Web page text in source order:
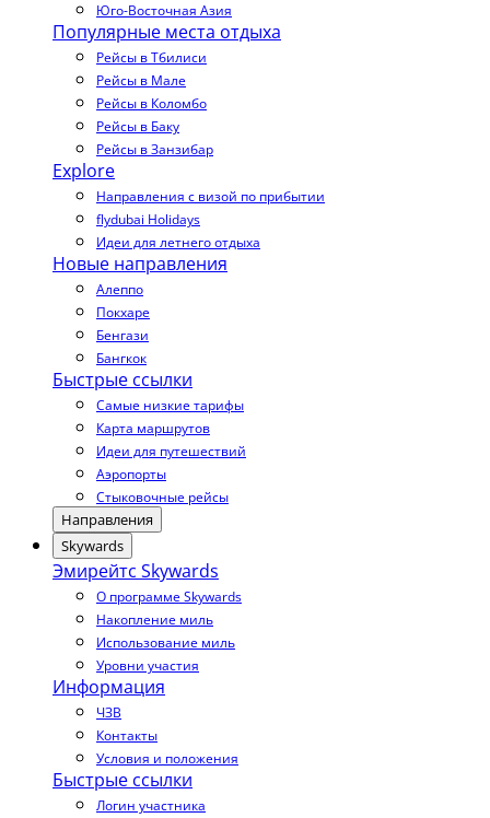
Юго-Восточная Азия
Популярные места отдыха
Рейсы в Тбилиси
Рейсы в Мале
Рейсы в Коломбо
Рейсы в Баку
Рейсы в Занзибар
Explore
Направления с визой по прибытии
flydubai Holidays
Идеи для летнего отдыха
Новые направления
Алеппо
Покхаре
Бенгази
Бангкок
Быстрые ссылки
Самые низкие тарифы
Карта маршрутов
Идеи для путешествий
Аэропорты
Стыковочные рейсы
Направления
Skywards
Эмирейтс Skywards
О программе Skywards
Накопление миль
Использование миль
Уровни участия
Информация
ЧЗВ
Контакты
Условия и положения
Быстрые ссылки
Логин участника